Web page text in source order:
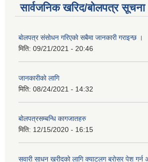
सार्वजनिक खरिद/बोलपत्र सूचना
बाेलपत्र संसाेधन गरिएकाे सबैमा जानकारी गराइन्छ ।
मिति: 09/21/2021 - 20:46
जानकारीकाे लागि
मिति: 08/24/2021 - 14:32
बोलपत्रसम्बन्धि कागजातहरु
मिति: 12/15/2020 - 16:15
सवारी साधन खरीदकाे लागि क्याटलग ब्राेसर पेश गर्न